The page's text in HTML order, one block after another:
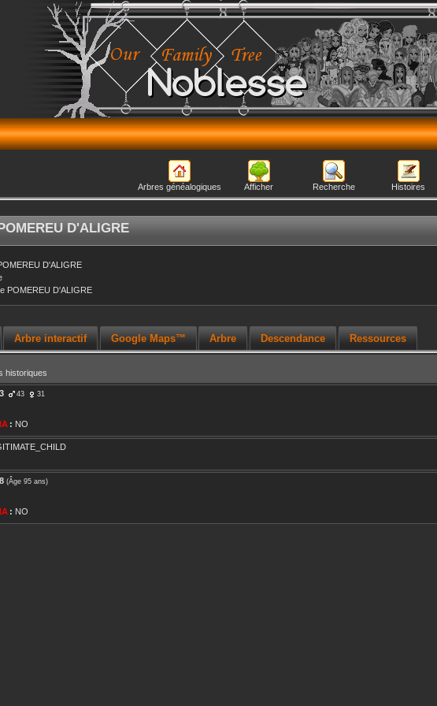
Noblesse
Arbres généalogiques Afficher Recherche Histoires
D'ALIGRE
D'ALIGRE
POMEREU D'ALIGRE
Arbre interactif Google Maps™ Arbre Descendance Ressources
historiques
43 31
: NO
(Âge 95 ans)
: NO